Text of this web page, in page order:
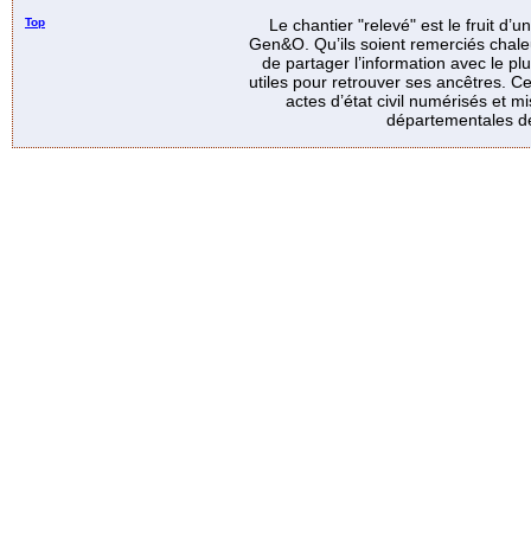
Top
Le chantier "relevé" est le fruit
Gen&O. Qu’ils soient remerciés
de partager l’information avec le
utiles pour retrouver ses ancêtres.
actes d’état civil numérisés et
départementales